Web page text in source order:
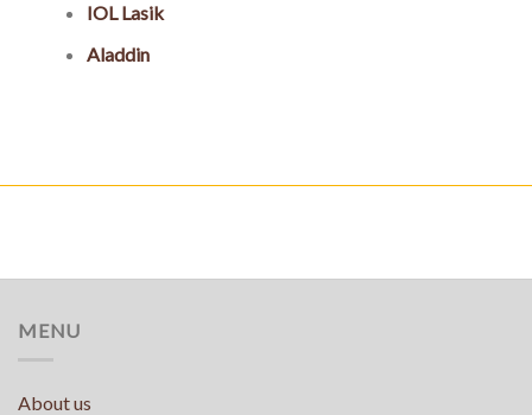
IOL Lasik
Aladdin
MENU
About us